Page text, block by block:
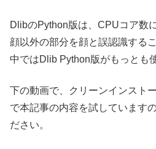
DlibのPython版は、CPUコア数
顔以外の部分を顔と誤認識する
中ではDlib Python版がもっとも
下の動画で、クリーンインスト
で本記事の内容を試しています
ださい。